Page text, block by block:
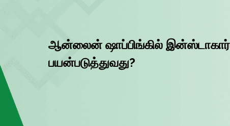
ஆன்லைன் ஷாப்பிங்கில்
பயன்படுத்துவது?